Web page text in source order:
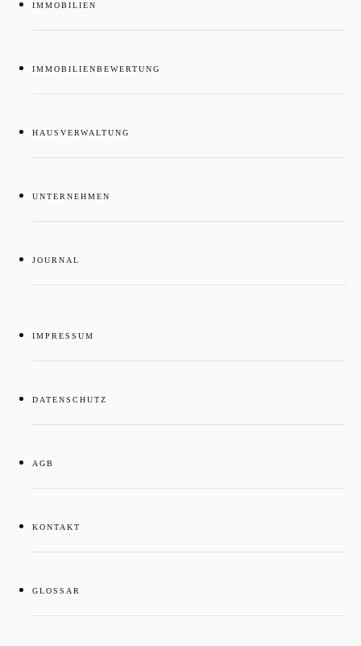
IMMOBILIEN
IMMOBILIENBEWERTUNG
HAUSVERWALTUNG
UNTERNEHMEN
JOURNAL
IMPRESSUM
DATENSCHUTZ
AGB
KONTAKT
GLOSSAR